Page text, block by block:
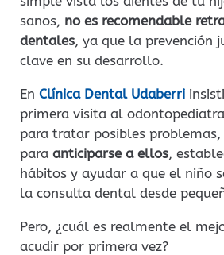
sanos, no es recomendable
dentales, ya que la prevención
clave en su desarrollo.
En Clínica Dental Udaberri
primera visita al
para tratar posibles
para anticiparse a ellos,
hábitos y ayudar a que el niño
la consulta dental desde
Pero, ¿cuál es realmente el
acudir por primera vez?